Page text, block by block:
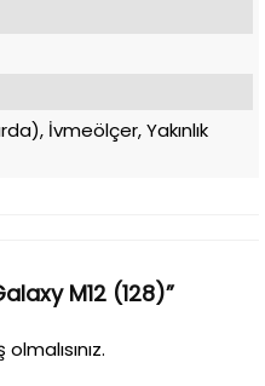
İvmeölçer, Yakınlık
M12 (128)”